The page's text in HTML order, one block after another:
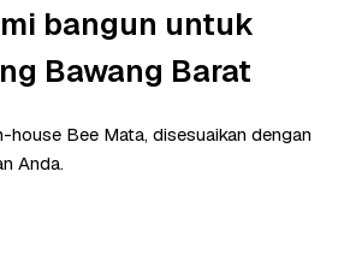
bangun untuk
Bawang Barat
house Bee Mata, disesuaikan dengan
Anda.